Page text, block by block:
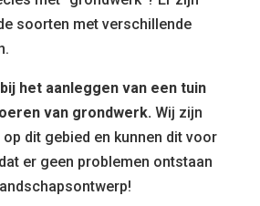
soorten met verschillende
het aanleggen van een tuin
van grondwerk.Wij zijn
dit gebied en kunnen dit voor
er geen problemen ontstaan